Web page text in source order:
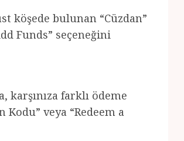
köşede bulunan “Cüzdan”
Funds” seçeneğini
karşınıza farklı ödeme
veya “Redeem a